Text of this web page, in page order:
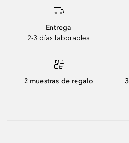
Entrega
2-3 días laborables
2 muestras de regalo